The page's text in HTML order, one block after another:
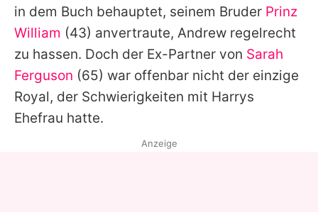
in dem Buch behauptet, seinem Bruder Prinz
William (43) anvertraute, Andrew regelrecht
zu hassen. Doch der Ex-Partner von Sarah
Ferguson (65) war offenbar nicht der einzige
Royal, der Schwierigkeiten mit Harrys
Ehefrau hatte.
Anzeige